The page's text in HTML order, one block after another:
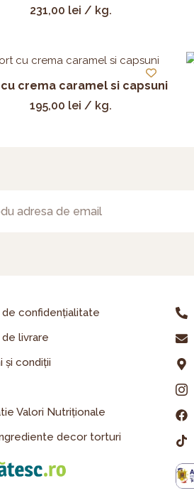
231,00 lei / kg.
crema caramel si capsuni
195,00 lei / kg.
de confidențialitate
livrare
și condiții
Valori Nutriționale
decor torturi